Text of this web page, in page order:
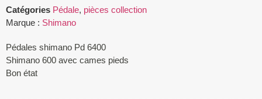
Catégories Pédale, pièces collection
Marque : Shimano
Pédales shimano Pd 6400
Shimano 600 avec cames pieds
Bon état